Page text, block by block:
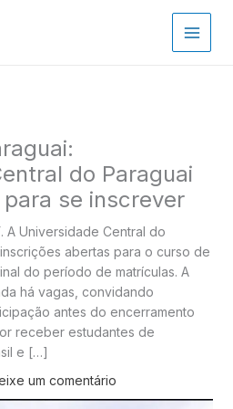
do Paraguai
se inscrever
A Universidade Central do
abertas para o curso de
do período de matrículas. A
há vagas, convidando
antes do encerramento
receber estudantes de
e […]
um comentário